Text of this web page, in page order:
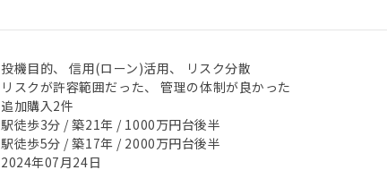
投機目的、 信用(ローン)活用、 リスク分散
リスクが許容範囲だった、 管理の体制が良かった
追加購入2件
駅徒歩3分 / 築21年 / 1000万円台後半
駅徒歩5分 / 築17年 / 2000万円台後半
2024年07月24日